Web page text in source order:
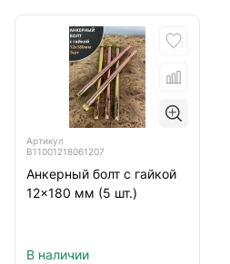
Артикул
B11001218061207
Анкерный болт с гайкой
12x180 мм (5 шт.)
В наличии